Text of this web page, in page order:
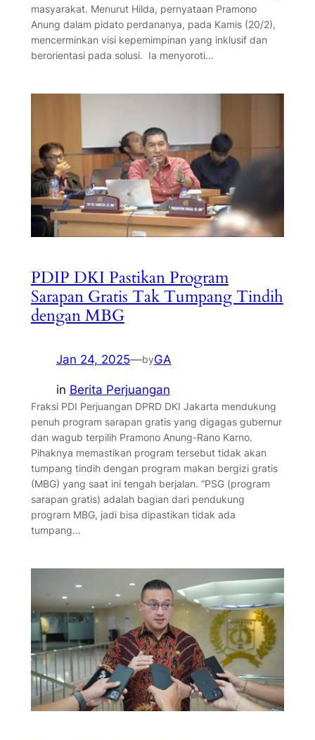
masyarakat. Menurut Hilda, pernyataan Pramono
Anung dalam pidato perdananya, pada Kamis (20/2),
mencerminkan visi kepemimpinan yang inklusif dan
berorientasi pada solusi. Ia menyoroti…
PDIP DKI Pastikan Program
Sarapan Gratis Tak Tumpang Tindih
dengan MBG
Jan 24, 2025—byGA
in Berita Perjuangan
Fraksi PDI Perjuangan DPRD DKI Jakarta mendukung
penuh program sarapan gratis yang digagas gubernur
dan wagub terpilih Pramono Anung-Rano Karno.
Pihaknya memastikan program tersebut tidak akan
tumpang tindih dengan program makan bergizi gratis
(MBG) yang saat ini tengah berjalan. “PSG (program
sarapan gratis) adalah bagian dari pendukung
program MBG, jadi bisa dipastikan tidak ada
tumpang…